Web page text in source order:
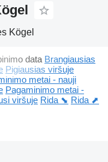
Kögel
data Brangiausias
Pigiausias viršuje
metai - nauji
Pagaminimo metai -
viršuje Rida ⬊ Rida ⬈